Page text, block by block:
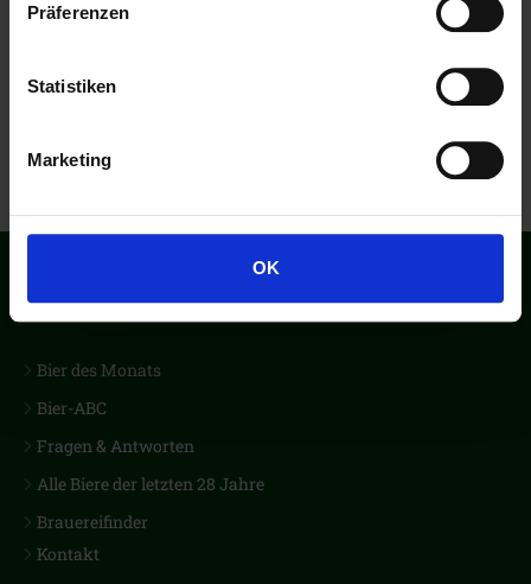
Präferenzen
Statistiken
Marketing
OK
Der erste Biercub Deutschlands
Bier des Monats
Bier-ABC
Fragen & Antworten
Alle Biere der letzten 28 Jahre
Brauereifinder
Kontakt